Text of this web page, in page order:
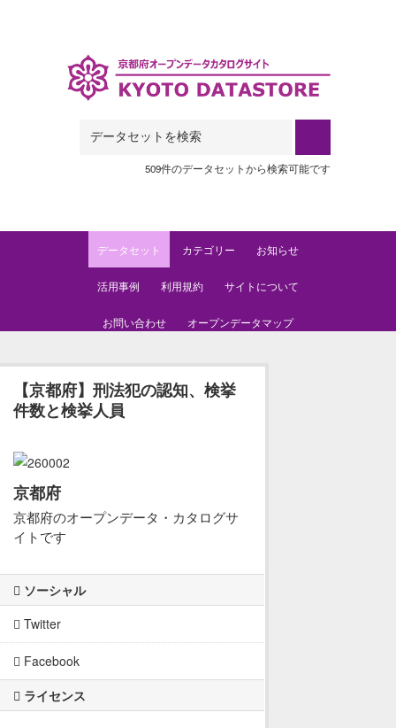
509件のデータセットから検索可能です
データセット カテゴリー お知らせ
活用事例 利用規約 サイトについて
お問い合わせ オープンデータマップ
【京都府】刑法犯の認知、検挙
件数と検挙人員
京都府
京都府のオープンデータ・カタログサ
イトです
ソーシャル
Twitter
Facebook
ライセンス